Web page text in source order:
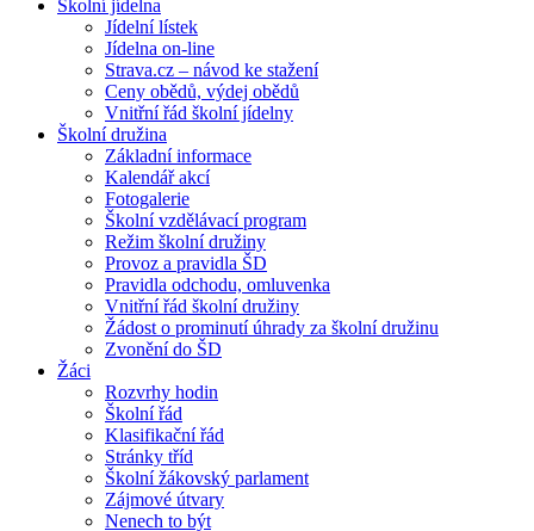
Školní jídelna
Jídelní lístek
Jídelna on-line
Strava.cz – návod ke stažení
Ceny obědů, výdej obědů
Vnitřní řád školní jídelny
Školní družina
Základní informace
Kalendář akcí
Fotogalerie
Školní vzdělávací program
Režim školní družiny
Provoz a pravidla ŠD
Pravidla odchodu, omluvenka
Vnitřní řád školní družiny
Žádost o prominutí úhrady za školní družinu
Zvonění do ŠD
Žáci
Rozvrhy hodin
Školní řád
Klasifikační řád
Stránky tříd
Školní žákovský parlament
Zájmové útvary
Nenech to být